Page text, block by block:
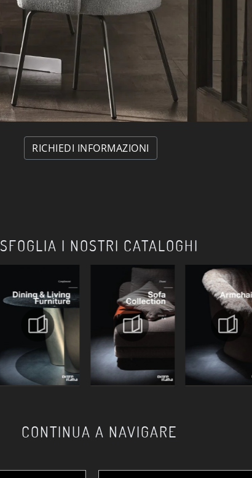
RICHIEDI INFORMAZIONI
SFOGLIA I NOSTRI CATALOGHI
CONTINUA A NAVIGARE